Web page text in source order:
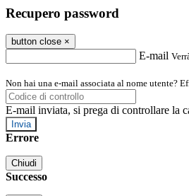
Recupero password
button close ×
E-mail
Non hai una e-mail associata al nome utente?
E-mail inviata, si prega di controllare la
Errore
Chiudi
Successo